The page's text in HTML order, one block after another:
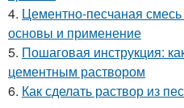
4. Цементно-песчаная смесь
основы и применение
5. Пошаговая инструкция:
цементным раствором
6. Как сделать раствор из